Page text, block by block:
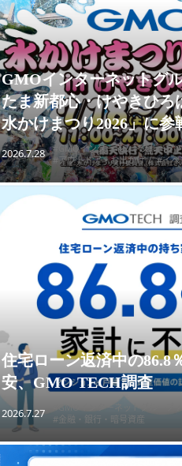
GMOインターネットグ
たま新都心・けやきひろ
水かけまつり2026」に参
2026.7.28
#GMOインターネットグループ
#アウトドア・お出かけ
#イベ
住宅ローン返済中の86.8
安、GMO TECH調査
2026.7.27 #GMOインターネットグループ
#金融・銀行・暗号資産